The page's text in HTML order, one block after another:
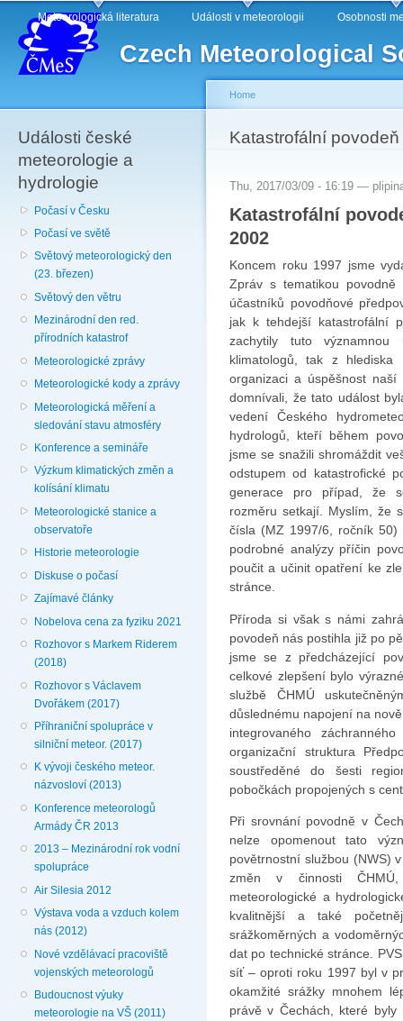
Czech Meteorological
Main menu
Meteorologická literatura Události v meteorologii Osobnosti
Události české
meteorologie a
hydrologie
Počasí v Česku
Počasí ve světě
Světový meteorologický den
(23. březen)
Světový den větru
Mezinárodní den red.
přírodních katastrof
Meteorologické zprávy
Meteorologické kody a zprávy
Meteorologická měření a
sledování stavu atmosféry
Konference a semináře
Výzkum klimatických změn a
kolísání klimatu
Meteorologické stanice a
observatoře
Historie meteorologie
Diskuse o počasí
Zajímavé články
Nobelova cena za fyziku 2021
Rozhovor s Markem Riderem
(2018)
Rozhovor s Václavem
Dvořákem (2017)
Příhraniční spolupráce v
silniční meteor. (2017)
K vývoji českého meteor.
názvosloví (2013)
Konference meteorologů
Armády ČR 2013
2013 – Mezinárodní rok vodní
spolupráce
Air Silesia 2012
Výstava voda a vzduch kolem
nás (2012)
Nové vzdělávací pracoviště
vojenských meteorologů
Budoucnost výuky
meteorologie na VŠ (2011)
You are here
Home
Katastrofální
Thu, 2017/03/09 - 16:19 —
Katastrofální
2002
Koncem roku 1997 jsme
Zpráv s tematikou povodně
účastníků povodňové
jak k tehdejší katastrofální
zachytily tuto
klimatologů, tak z hlediska
organizaci a úspěšnost
domnívali, že tato událost
vedení Českého
hydrologů, kteří během
jsme se snažili shromáždit
odstupem od katastrofické
generace pro případ, že
rozměru setkají. Myslím, že
čísla (MZ 1997/6, ročník
podrobné analýzy příčin
poučit a učinit opatření ke
stránce.
Příroda si však s námi
povodeň nás postihla již po
jsme se z předcházející
celkové zlepšení bylo
službě ČHMÚ
důslednému napojení na
integrovaného
organizační struktura
soustředěné do šesti
pobočkách propojených s
Při srovnání povodně v
nelze opomenout tato
povětrnostní službou (NWS)
změn v činnosti
meteorologické a
kvalitnější a také
srážkoměrných a
dat po technické stránce.
síť – oproti roku 1997 byl v
okamžité srážky mnohem
právě v Čechách, které byly